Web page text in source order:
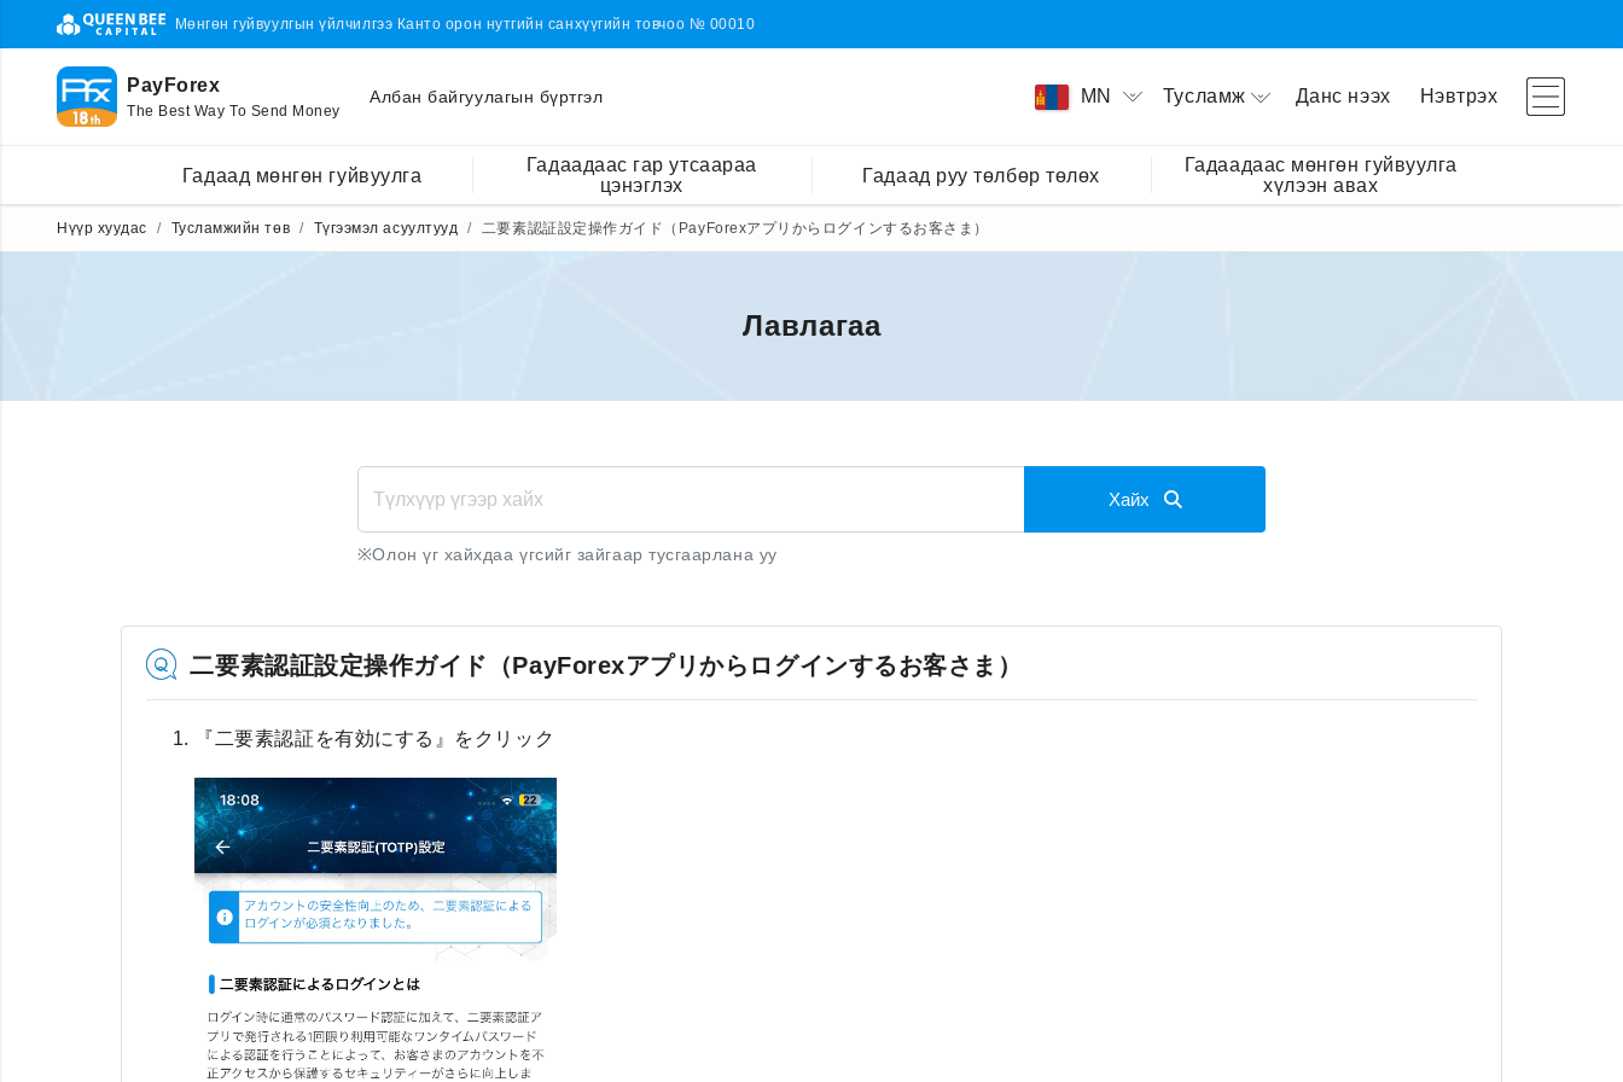
Мөнгөн гуйвуулгын үйлчилгээ Канто орон нутгийн санхүүгийн товчоо № 00010
PayForex
The Best Way To Send Money
Албан байгуулагын бүртгэл MN Тусламж Данс нээх Нэвтрэх
Гадаад мөнгөн гуйвуулга
Гадаадаас гар утсаараа
цэнэглэх
Гадаад руу төлбөр төлөх
Гадаадаас мөнгөн гуйвуулга
хүлээн авах
Нүүр хуудас Тусламжийн төв Түгээмэл асуултууд 二要素認証設定操作ガイド（PayForexアプリからログインするお客さま）
Лавлагаа
Хайх
※Олон үг хайхдаа үгсийг зайгаар тусгаарлана уу
二要素認証設定操作ガイド（PayForexアプリからログインするお客さま）
『二要素認証を有効にする』をクリック